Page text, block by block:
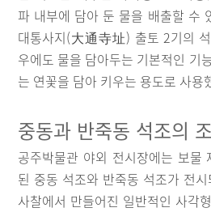
파 내부에 담아 둔 물을 배출할 수
대통사지(大通寺址) 출토 2기의
우에도 물을 담아두는 기본적인 기
는 연꽃을 담아 키우는 용도로 사용
중동과 반죽동 석조의
공주박물관 야외 전시장에는 보물
된 중동 석조와 반죽동 석조가 전
사찰에서 만들어진 일반적인 사각